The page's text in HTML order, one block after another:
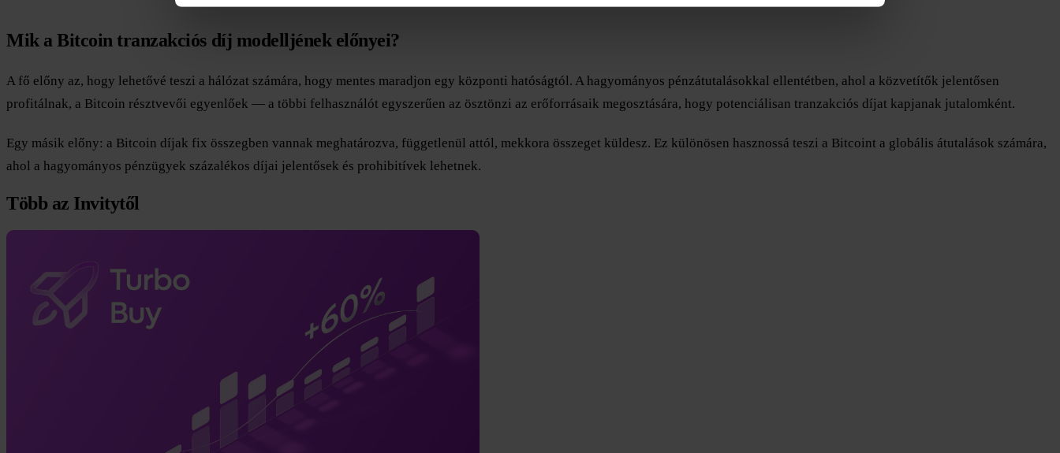
Mik a Bitcoin tranzakciós díj modelljének előnyei?
A fő előny az, hogy lehetővé teszi a hálózat számára, hogy mentes maradjon egy központi hatóságtól. A hagyományos pénzátutalásokkal ellentétben, ahol a közvetítők jelentősen
profitálnak, a Bitcoin résztvevői egyenlőek — a többi felhasználót egyszerűen az ösztönzi az erőforrásaik megosztására, hogy potenciálisan tranzakciós díjat kapjanak jutalomként.
Egy másik előny: a Bitcoin díjak fix összegben vannak meghatározva, függetlenül attól, mekkora összeget küldesz. Ez különösen hasznossá teszi a Bitcoint a globális átutalások számára,
ahol a hagyományos pénzügyek százalékos díjai jelentősek és prohibitívek lehetnek.
Több az Invitytől